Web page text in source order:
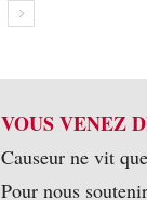
VOUS VENEZ
Causeur ne vit
Pour nous